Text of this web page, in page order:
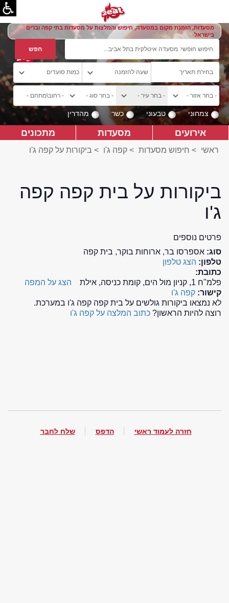
מסעדות, הזמנת מקום במסעדה, חיפוש והמלצות על מסעדות בתי קפה וברים
בישראל
צמחוני טבעוני כשר מהדרין
אירועים מסעדות מתכונים
ראשי > חיפוש מסעדות > קפה ג'ו > ביקורות על קפה ג'ו
ביקורות על בית קפה קפה
ג'ו
פרטים נוספים
סוג: אספרסו בר, ארוחות בוקר, בית קפה
טלפון: הצג טלפון
כתובת:
פלמ"ח 1, קניון מול הים, קומת כניסה, אילת
הצג על המפה
קישור: קפה ג'ו
לא נמצאו ביקורות גולשים על בית קפה קפה ג'ו במערכת.
רוצה להיות הראשון? כתוב המלצה על קפה ג'ו
חזרה לעמוד ראשי הדפס שלח לחבר